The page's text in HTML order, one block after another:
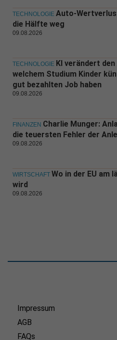
TECHNOLOGIE Auto-
die Hälfte weg
09.08.2026
TECHNOLOGIE KI verändert
welchem Studium Kinder
gut bezahlten Job haben
09.08.2026
FINANZEN Charlie Munger:
die teuersten Fehler der
09.08.2026
WIRTSCHAFT Wo in der EU am
wird
09.08.2026
Impressum
AGB
FAQs